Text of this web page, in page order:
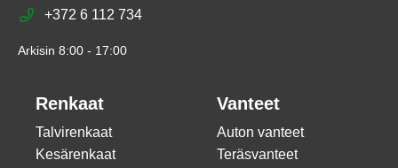
+372 6 112 734
Arkisin 8:00 - 17:00
Renkaat
Talvirenkaat
Kesärenkaat
Vanteet
Auton vanteet
Teräsvanteet